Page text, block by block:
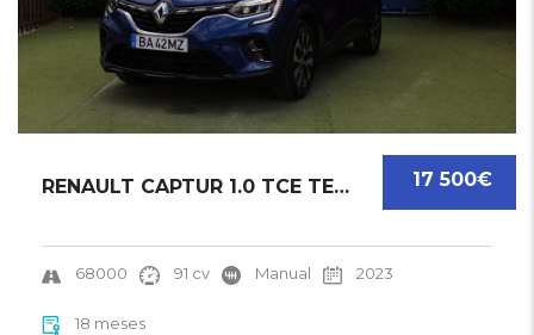
17 500€
RENAULT CAPTUR 1.0 TCE TECHNO | 2023
68000 91 cv Manual 2023
18 meses